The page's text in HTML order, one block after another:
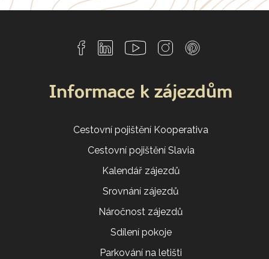
Informace k zájezdům
Cestovní pojištění Kooperativa
Cestovní pojištění Slavia
Kalendář zájezdů
Srovnání zájezdů
Náročnost zájezdů
Sdílení pokoje
Parkování na letišti